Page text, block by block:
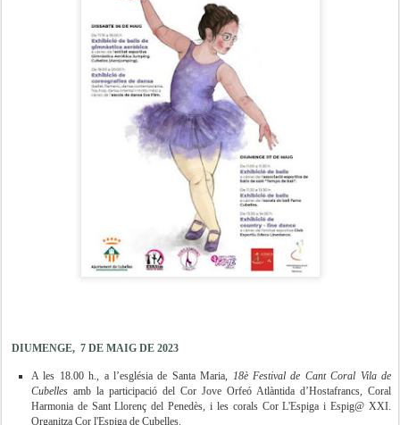
DIUMENGE, 7 DE MAIG DE 2023
A les 18.00 h., a l’església de Santa Maria, 18è Festival de Cant Coral Vila de
Cubellesamb la participació del Cor Jove Orfeó Atlàntida d’Hostafrancs, Coral
Harmonia de Sant Llorenç del Penedès, i les corals Cor L'Espiga i Espig@ XXI.
Organitza Cor l'Espiga de Cubelles.